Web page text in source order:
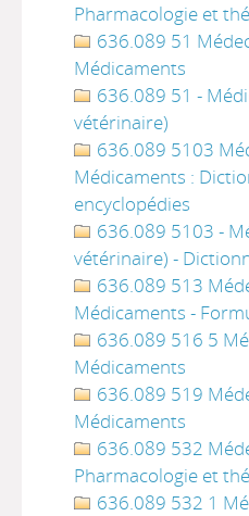
Pharmacologie et
636.089 51
Médicaments
636.089 51 -
vétérinaire)
636.089 5103
Médicaments :
encyclopédies
636.089 5103 -
vétérinaire) -
636.089 513
Médicaments -
636.089 516 5
Médicaments
636.089 519
Médicaments
636.089 532
Pharmacologie et
636.089 532 1